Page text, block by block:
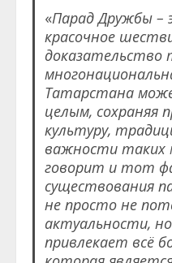
«Парад Дружбы –
красочное
доказательство
Татарстана
целым, сохраняя
культуру,
важности таких
говорит и тот
существования
не просто не
актуальности,
привлекает всё